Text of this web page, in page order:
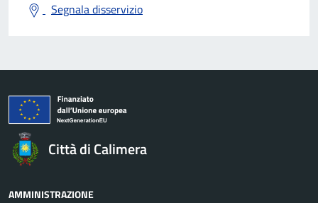
Segnala disservizio
Città di Calimera
AMMINISTRAZIONE